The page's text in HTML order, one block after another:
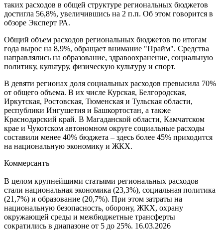
таких расходов в общей структуре региональных бюджетов
достигла 56,8%, увеличившись на 2 п.п. Об этом говорится в
обзоре Эксперт РА.
Общий объем расходов региональных бюджетов по итогам
года вырос на 8,9%, обращает внимание "Прайм". Средства
направлялись на образование, здравоохранение, социальную
политику, культуру, физическую культуру и спорт.
В девяти регионах доля социальных расходов превысила 70%
от общего объема. В их числе Курская, Белгородская,
Иркутская, Ростовская, Тюменская и Тульская области,
республики Ингушетия и Башкортостан, а также
Краснодарский край. В Магаданской области, Камчатском
крае и Чукотском автономном округе социальные расходы
составили менее 40% бюджета – здесь более 45% приходится
на национальную экономику и ЖКХ.
Коммерсантъ
В целом крупнейшими статьями региональных расходов
стали национальная экономика (23,3%), социальная политика
(21,7%) и образование (20,7%). При этом затраты на
национальную безопасность, оборону, ЖКХ, охрану
окружающей среды и межбюджетные трансферты
сократились в диапазоне от 5 до 25%. 16.03.2026